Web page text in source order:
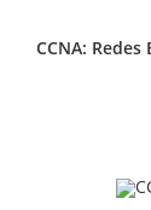
CCNA: